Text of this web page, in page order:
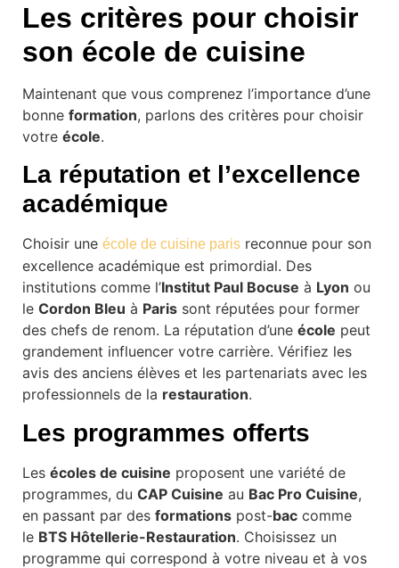
Les critères pour choisir
son école de cuisine
Maintenant que vous comprenez l’importance d’une
bonne formation, parlons des critères pour choisir
votre école.
La réputation et l’excellence
académique
Choisir une école de cuisine paris reconnue pour son
excellence académique est primordial. Des
institutions comme l’Institut Paul Bocuse à Lyon ou
le Cordon Bleu à Paris sont réputées pour former
des chefs de renom. La réputation d’une école peut
grandement influencer votre carrière. Vérifiez les
avis des anciens élèves et les partenariats avec les
professionnels de la restauration.
Les programmes offerts
Les écoles de cuisine proposent une variété de
programmes, du CAP Cuisine au Bac Pro Cuisine,
en passant par des formations post-bac comme
le BTS Hôtellerie-Restauration. Choisissez un
programme qui correspond à votre niveau et à vos